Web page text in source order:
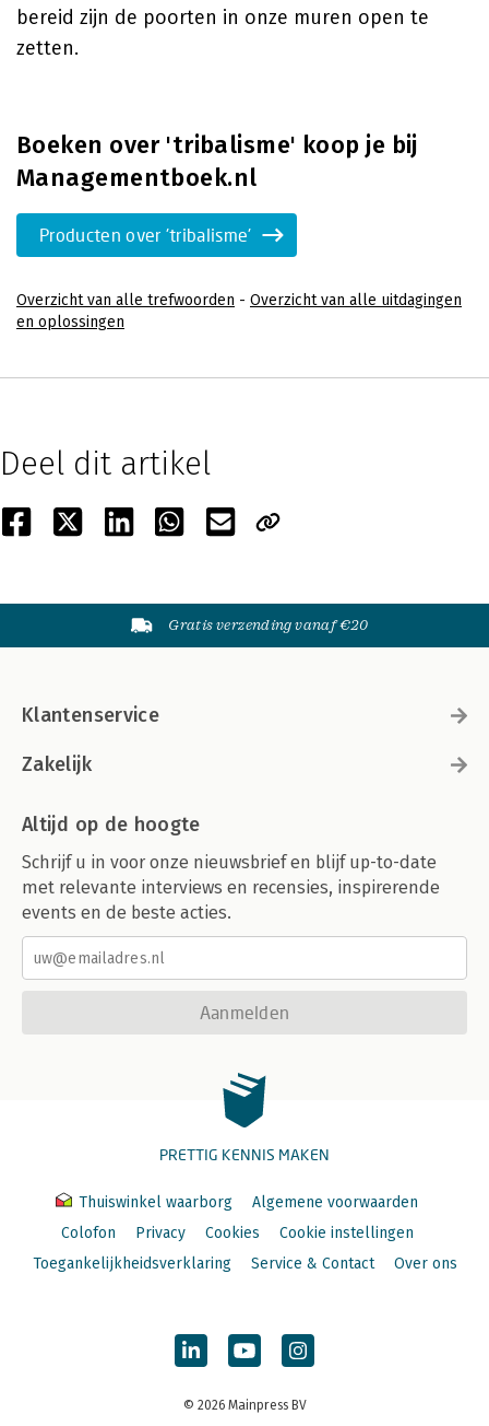
bereid zijn de poorten in onze muren open te
zetten.
Boeken over 'tribalisme' koop je bij
Managementboek.nl
Producten over 'tribalisme'
Overzicht van alle trefwoorden - Overzicht van alle uitdagingen
en oplossingen
Deel dit artikel
Gratis verzending vanaf €20
Klantenservice
Zakelijk
Altijd op de hoogte
Schrijf u in voor onze nieuwsbrief en blijf up-to-date
met relevante interviews en recensies, inspirerende
events en de beste acties.
Aanmelden
PRETTIG KENNIS MAKEN
Thuiswinkel waarborg
Algemene voorwaarden
Colofon
Privacy Cookies
Cookie instellingen
Toegankelijkheidsverklaring
Service & Contact Over ons
© 2026 Mainpress BV